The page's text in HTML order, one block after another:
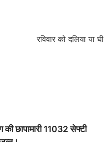
रविवार को दलिया या
की छापामारी 11032 सेफ्टी